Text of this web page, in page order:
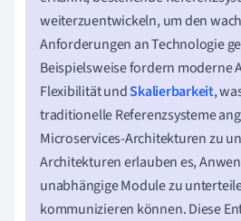
weiterzuentwickeln, um den
Anforderungen an Technologie
Beispielsweise fordern moderne
Flexibilität undSkalierbarkeit,
traditionelle Referenzsysteme
Microservices-Architekturen zu
Architekturen erlauben es,
unabhängige Module zu
kommunizieren können. Diese